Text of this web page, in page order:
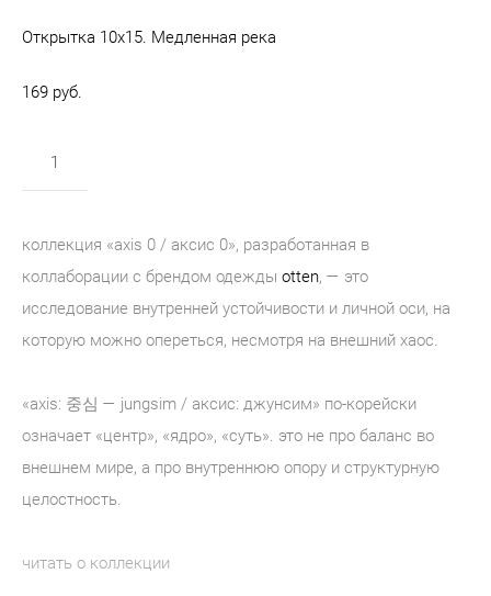
Открытка 10х15. Медленная река
169 pуб.
коллекция «axis 0 / аксис 0», разработанная в
коллаборации с брендом одежды otten, — это
исследование внутренней устойчивости и личной оси, на
которую можно опереться, несмотря на внешний хаос.
«axis: 중심 — jungsim / аксис: джунсим» по-корейски
означает «центр», «ядро», «суть». это не про баланс во
внешнем мире, а про внутреннюю опору и структурную
целостность.
читать о коллекции